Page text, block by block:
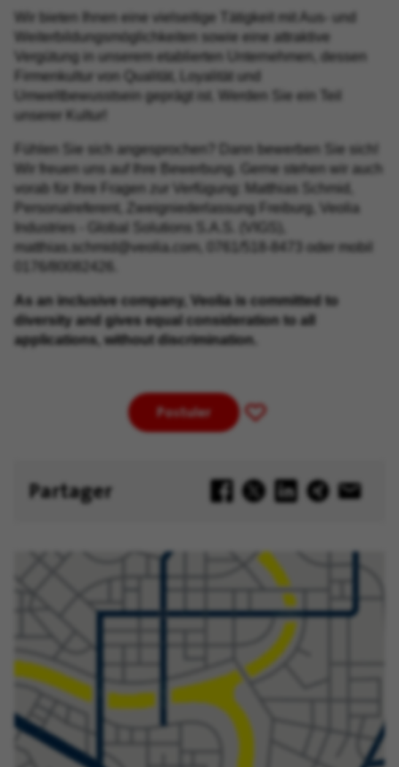
Wir bieten Ihnen eine vielseitige Tätigkeit mit Aus- und
Weiterbildungsmöglichkeiten sowie eine attraktive
Vergütung in unserem etablierten Unternehmen, dessen
Firmenkultur von Qualität, Loyalität und
Umweltbewusstsein geprägt ist. Werden Sie ein Teil
unserer Kultur!
Fühlen Sie sich angesprochen? Dann bewerben Sie sich!
Wir freuen uns auf Ihre Bewerbung. Gerne stehen wir auch
vorab für Ihre Fragen zur Verfügung: Matthias Schmid,
Personalreferent, Zweigniederlassung Freiburg, Veolia
Industries - Global Solutions S.A.S. (VIGS),
matthias.schmid@veolia.com, 0761/518-8473 oder mobil
As an inclusive company, Veolia is committed to
diversity and gives equal consideration to all
applications, without discrimination.
Postuler
Enregistrer
tard
Partager